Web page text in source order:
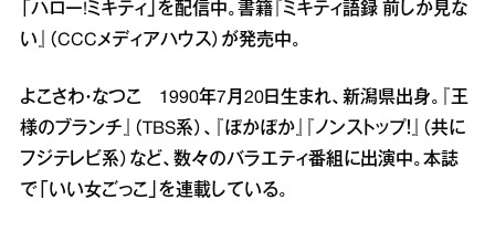
「ハロー!ミキティ」を配信中。書籍『ミキティ語録 前しか見な
い』（CCCメディアハウス）が発売中。
よこさわ・なつこ 1990年7月20日生まれ、新潟県出身。『王
様のブランチ』（TBS系）、『ぽかぽか』『ノンストップ！』（共に
フジテレビ系）など、数々のバラエティ番組に出演中。本誌
で「いい女ごっこ」を連載している。